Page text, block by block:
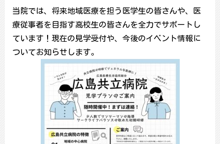
当院では、将来地域医療を担う医学生の皆さんや、医
療従事者を目指す高校生の皆さんを全力でサポートし
ています！現在の見学受付や、今後のイベント情報に
ついてお知らせします。